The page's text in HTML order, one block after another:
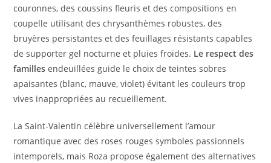
couronnes, des coussins fleuris et des compositions en
coupelle utilisant des chrysanthèmes robustes, des
bruyères persistantes et des feuillages résistants capables
de supporter gel nocturne et pluies froides. Le respect des
familles endeuillées guide le choix de teintes sobres
apaisantes (blanc, mauve, violet) évitant les couleurs trop
vives inappropriées au recueillement.
La Saint-Valentin célèbre universellement l’amour
romantique avec des roses rouges symboles passionnels
intemporels, mais Roza propose également des alternatives